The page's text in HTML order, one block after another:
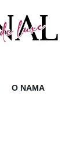
O NAMA